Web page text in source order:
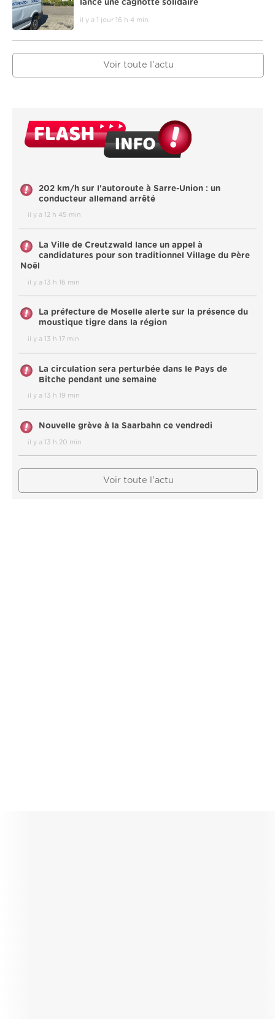
lance une cagnotte solidaire
il y a 1 jour 16 h 4 min
Voir toute l'actu
202 km/h sur l'autoroute à Sarre-Union : un
conducteur allemand arrêté
il y a 12 h 45 min
La Ville de Creutzwald lance un appel à
candidatures pour son traditionnel Village du Père
Noël
il y a 13 h 16 min
La préfecture de Moselle alerte sur la présence du
moustique tigre dans la région
il y a 13 h 17 min
La circulation sera perturbée dans le Pays de
Bitche pendant une semaine
il y a 13 h 19 min
Nouvelle grève à la Saarbahn ce vendredi
il y a 13 h 20 min
Voir toute l'actu